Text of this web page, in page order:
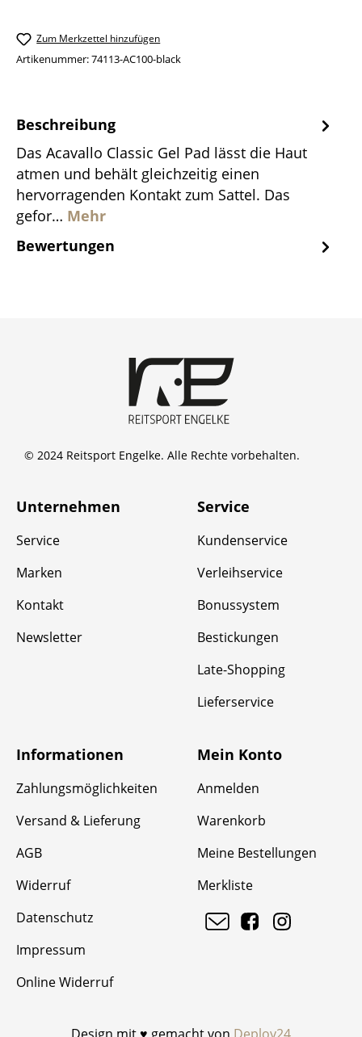
Zum Merkzettel hinzufügen
Artikenummer:74113-AC100-black
Beschreibung
Das Acavallo Classic Gel Pad lässt die Haut
atmen und behält gleichzeitig einen
hervorragenden Kontakt zum Sattel. Das
gefor… Mehr
Bewertungen
© 2024 Reitsport Engelke. Alle Rechte vorbehalten.
Unternehmen
Service
Marken
Kontakt
Newsletter
Service
Kundenservice
Verleihservice
Bonussystem
Bestickungen
Late-Shopping
Lieferservice
Informationen
Zahlungsmöglichkeiten
Versand & Lieferung
AGB
Widerruf
Datenschutz
Impressum
Online Widerruf
Mein Konto
Anmelden
Warenkorb
Meine Bestellungen
Merkliste